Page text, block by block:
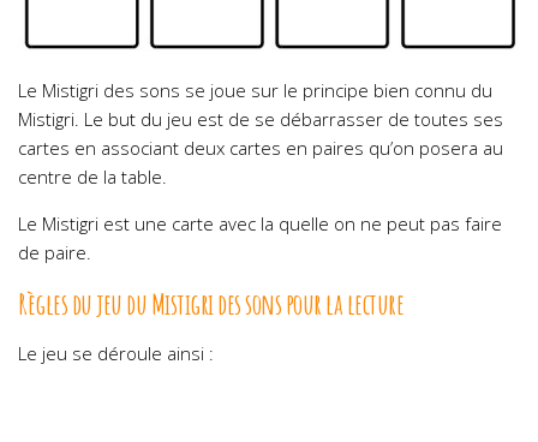
Le Mistigri des sons se joue sur le principe bien connu du
Mistigri. Le but du jeu est de se débarrasser de toutes ses
cartes en associant deux cartes en paires qu’on posera au
centre de la table.
Le Mistigri est une carte avec la quelle on ne peut pas faire
de paire.
Règles du jeu du Mistigri des sons pour la lecture
Le jeu se déroule ainsi :